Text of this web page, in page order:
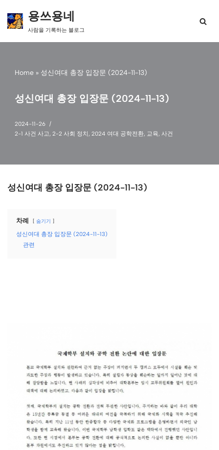
콘
용쓰용네
사람을 기록하는 블로그
Home » 성신여대 총장 입장문 (2024-11-13)
성신여대 총장 입장문 (2024-11-13)
2024-11-26
2-1 사건 사고, 2-2 사회 정치 , 2024 여대 공학전환, 교육, 사건
성신여대 총장 입장문 (2024-11-13)
차례 숨기기
성신여대 총장 입장문 (2024-11-13)
관련